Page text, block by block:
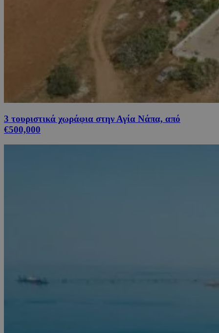
3 τουριστικά χωράφια στην Αγία Νάπα, από
€500,000